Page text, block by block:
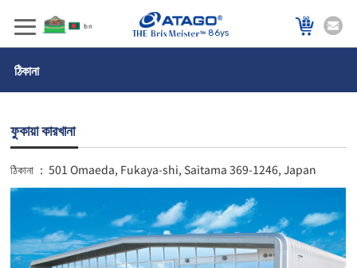
86ys
ঠিকানা
ফুকায়া কারখানা
ঠিকানা : 501 Omaeda, Fukaya-shi, Saitama 369-1246, Japan